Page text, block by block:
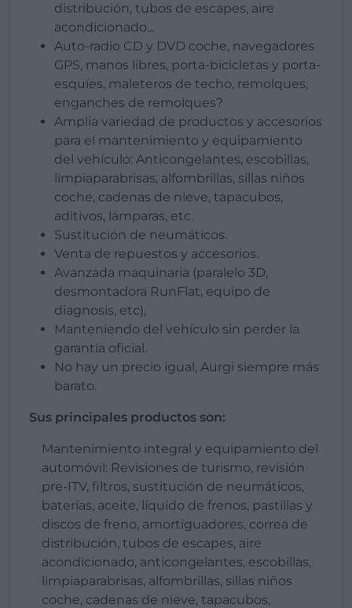
distribución, tubos de escapes, aire
acondicionado...
Auto-radio CD y DVD coche, navegadores
GPS, manos libres, porta-bicicletas y porta-
esquíes, maleteros de techo, remolques,
enganches de remolques?
Amplia variedad de productos y accesorios
para el mantenimiento y equipamiento
del vehículo: Anticongelantes, escobillas,
limpiaparabrisas, alfombrillas, sillas niños
coche, cadenas de nieve, tapacubos,
aditivos, lámparas, etc.
Sustitución de neumáticos.
Venta de repuestos y accesorios.
Avanzada maquinaria (paralelo 3D,
desmontadora RunFlat, equipo de
diagnosis, etc),
Manteniendo del vehículo sin perder la
garantía oficial.
No hay un precio igual, Aurgi siempre más
barato.
Sus principales productos son:
Mantenimiento integral y equipamiento del
automóvil: Revisiones de turismo, revisión
pre-ITV, filtros, sustitución de neumáticos,
baterías, aceite, líquido de frenos, pastillas y
discos de freno, amortiguadores, correa de
distribución, tubos de escapes, aire
acondicionado, anticongelantes, escobillas,
limpiaparabrisas, alfombrillas, sillas niños
coche, cadenas de nieve, tapacubos,